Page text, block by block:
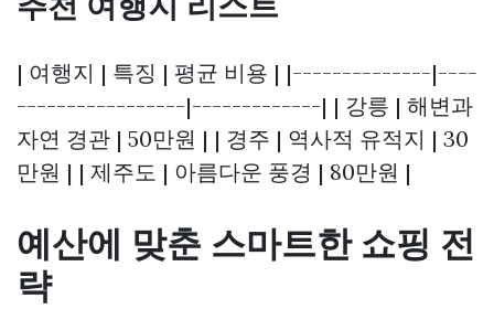
| 여행지 | 특징 | 평균 비용 | |--------------|----
-----------------|-------------| | 강릉 | 해변과
자연 경관 | 50만원 | | 경주 | 역사적 유적지 | 30
만원 | | 제주도 | 아름다운 풍경 | 80만원 |
예산에 맞춘 스마트한 쇼핑 전
략